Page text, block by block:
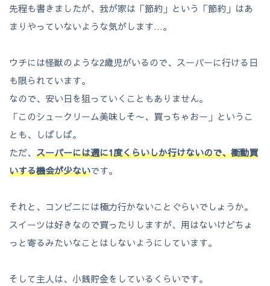
先程も書きましたが、我が家は「節約」という「節約」はあ
まりやっていないような気がします…。
ウチには怪獣のような2歳児がいるので、スーパーに行ける日
も限られています。
なので、安い日を狙っていくこともありません。
「このシュークリーム美味しそ〜、買っちゃおー」というこ
とも、しばしば。
ただ、 スーパーには週に1度くらいしか行けないので、衝動買
いする機会が少ないです。
それと、コンビニには極力行かないことぐらいでしょうか。
スイーツは好きなので買ったりしますが、用はないけどちょ
っと寄るみたいなことはしないようにしています。
そして主人は、小銭貯金をしているくらいです。